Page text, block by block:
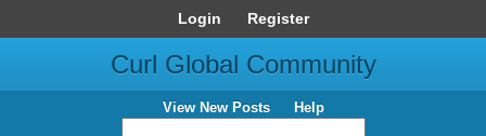
Login Register
Curl Global Community
View New Posts Help